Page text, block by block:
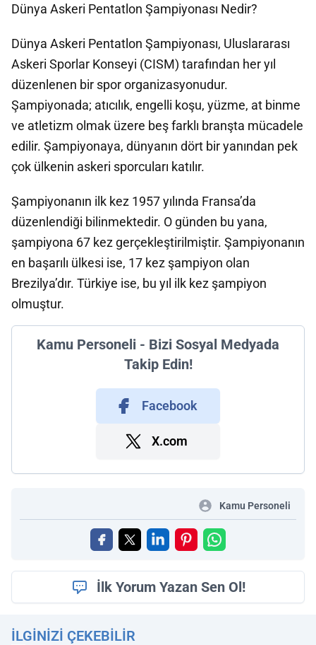
Dünya Askeri Pentatlon Şampiyonası Nedir?
Dünya Askeri Pentatlon Şampiyonası, Uluslararası
Askeri Sporlar Konseyi (CISM) tarafından her yıl
düzenlenen bir spor organizasyonudur.
Şampiyonada; atıcılık, engelli koşu, yüzme, at binme
ve atletizm olmak üzere beş farklı branşta mücadele
edilir. Şampiyonaya, dünyanın dört bir yanından pek
çok ülkenin askeri sporcuları katılır.
Şampiyonanın ilk kez 1957 yılında Fransa’da
düzenlendiği bilinmektedir. O günden bu yana,
şampiyona 67 kez gerçekleştirilmiştir. Şampiyonanın
en başarılı ülkesi ise, 17 kez şampiyon olan
Brezilya’dır. Türkiye ise, bu yıl ilk kez şampiyon
olmuştur.
Kamu Personeli - Bizi Sosyal Medyada
Takip Edin!
Facebook
X.com
Kamu Personeli
İlk Yorum Yazan Sen Ol!
İLGINIZI ÇEKEBILIR